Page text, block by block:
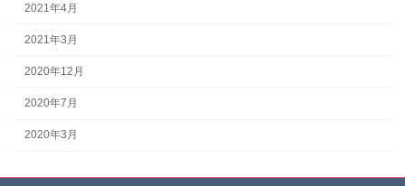
2021年4月
2021年3月
2020年12月
2020年7月
2020年3月